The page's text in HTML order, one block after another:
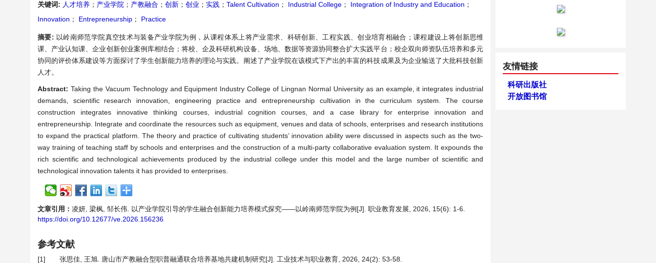
关键词: 人才培养 ； 产业学院 ； 产教融合 ； 创新 ； 创业 ； 实践 ； Talent Cultivation ； Industrial College ； Integration of Industry and Education ；
Innovation ； Entrepreneurship ； Practice
摘要: 以岭南师范学院真空技术与装备产业学院为例，从课程体系上将产业需求、科研创新、工程实践、创业培育相融合；课程建设上将创新思维
课、产业认知课、企业创新创业案例库相结合；将校、企及科研机构设备、场地、数据等资源协同整合扩大实践平台；校企双向师资队伍培养和多元
协同的评价体系建设等方面探讨了学生创新能力培养的理论与实践。阐述了产业学院在该模式下产出的丰富的科技成果及为企业输送了大批科技创新
人才。
Abstract: Taking the Vacuum Technology and Equipment Industry College of Lingnan Normal University as an example, it integrates industrial
demands, scientific research innovation, engineering practice and entrepreneurship cultivation in the curriculum system. The course
construction integrates innovative thinking courses, industrial cognition courses, and a case library for enterprise innovation and
entrepreneurship. Integrate and coordinate the resources such as equipment, venues and data of schools, enterprises and research institutions
to expand the practical platform. The theory and practice of cultivating students’ innovation ability were discussed in aspects such as the two-
way training of teaching staff by schools and enterprises and the construction of a multi-party collaborative evaluation system. It expounds the
rich scientific and technological achievements produced by the industrial college under this model and the large number of scientific and
technological innovation talents it has provided to enterprises.
文章引用： 凌妍, 梁枫, 邹长伟. 以产业学院引导的学生融合创新能力培养模式探究——以岭南师范学院为例[J]. 职业教育发展, 2026, 15(6): 1-6.
https://doi.org/10.12677/ve.2026.156236
参考文献
[1]
张思佳, 王旭. 唐山市产教融合型职普融通联合培养基地共建机制研究[J]. 工业技术与职业教育, 2026, 24(2): 53-58.
友情链接
科研出版社
开放图书馆